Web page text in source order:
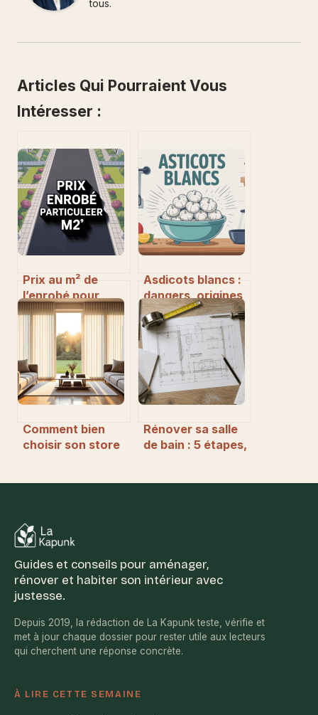
tous.
Articles Qui Pourraient Vous
Intéresser :
Prix au m² de
l’enrobé pour
particulier : ce
qu’il faut savoir
avant de se lancer
Asdicots blancs :
dangers, origines
et solutions
efficaces à la
maison
Comment bien
choisir son store
Rénover sa salle
de bain : 5 étapes,
Guides et conseils pour aménager,
rénover et habiter son intérieur avec
justesse.
Depuis 2019, la rédaction de La Kapunk teste, vérifie et
met à jour chaque dossier pour rester utile aux lecteurs
qui cherchent une réponse concrète.
À LIRE CETTE SEMAINE